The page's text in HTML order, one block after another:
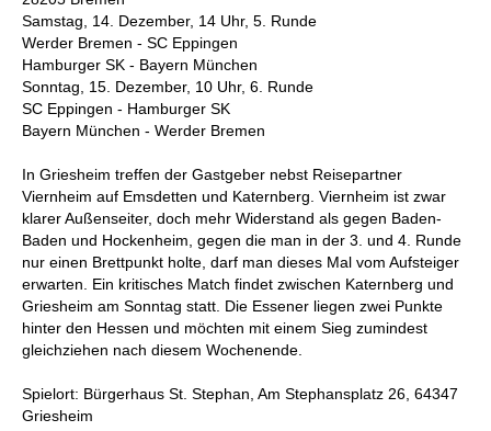
Samstag, 14. Dezember, 14 Uhr, 5. Runde
Werder Bremen - SC Eppingen
Hamburger SK - Bayern München
Sonntag, 15. Dezember, 10 Uhr, 6. Runde
SC Eppingen - Hamburger SK
Bayern München - Werder Bremen
In Griesheim treffen der Gastgeber nebst Reisepartner
Viernheim auf Emsdetten und Katernberg. Viernheim ist zwar
klarer Außenseiter, doch mehr Widerstand als gegen Baden-
Baden und Hockenheim, gegen die man in der 3. und 4. Runde
nur einen Brettpunkt holte, darf man dieses Mal vom Aufsteiger
erwarten. Ein kritisches Match findet zwischen Katernberg und
Griesheim am Sonntag statt. Die Essener liegen zwei Punkte
hinter den Hessen und möchten mit einem Sieg zumindest
gleichziehen nach diesem Wochenende.
Spielort: Bürgerhaus St. Stephan, Am Stephansplatz 26, 64347
Griesheim